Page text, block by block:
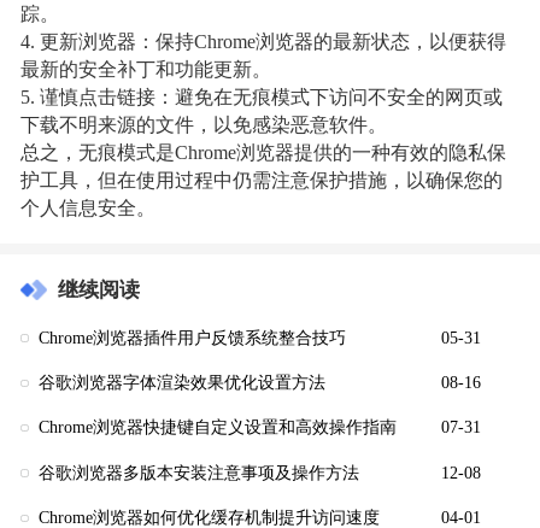
踪。
4. 更新浏览器：保持Chrome浏览器的最新状态，以便获得
最新的安全补丁和功能更新。
5. 谨慎点击链接：避免在无痕模式下访问不安全的网页或
下载不明来源的文件，以免感染恶意软件。
总之，无痕模式是Chrome浏览器提供的一种有效的隐私保
护工具，但在使用过程中仍需注意保护措施，以确保您的
个人信息安全。
继续阅读
Chrome浏览器插件用户反馈系统整合技巧 05-31
谷歌浏览器字体渲染效果优化设置方法 08-16
Chrome浏览器快捷键自定义设置和高效操作指南 07-31
谷歌浏览器多版本安装注意事项及操作方法 12-08
Chrome浏览器如何优化缓存机制提升访问速度 04-01